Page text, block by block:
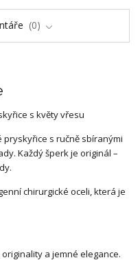
0
s květy vřesu
pryskyřice s ručně sbíranými
Každý šperk je originál –
chirurgické oceli, která je
a jemné elegance.